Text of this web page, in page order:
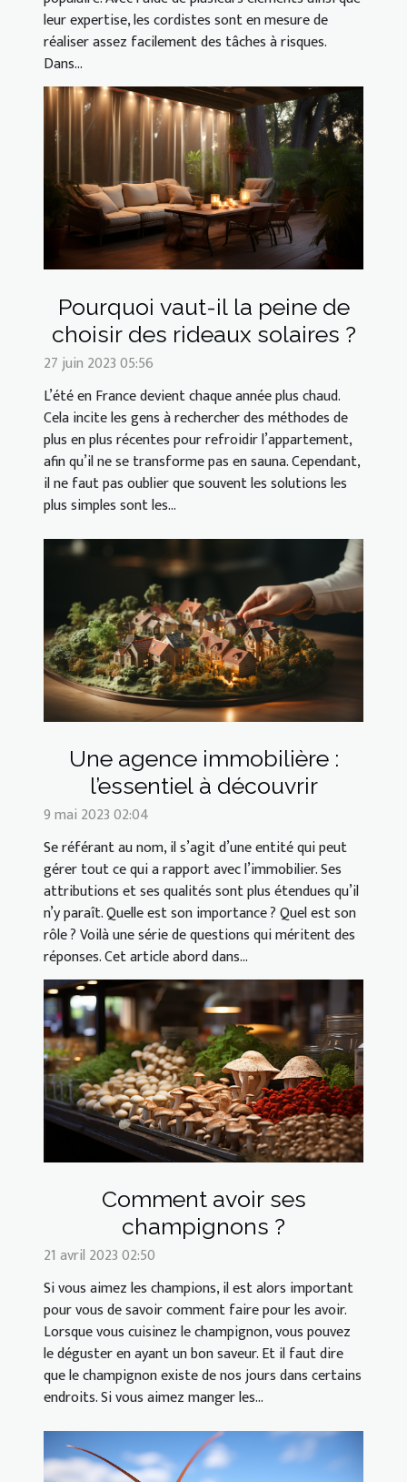
leur expertise, les cordistes sont en mesure de
réaliser assez facilement des tâches à risques.
Dans...
Pourquoi vaut-il la peine de
choisir des rideaux solaires ?
27 juin 2023 05:56
L’été en France devient chaque année plus chaud.
Cela incite les gens à rechercher des méthodes de
plus en plus récentes pour refroidir l’appartement,
afin qu’il ne se transforme pas en sauna. Cependant,
il ne faut pas oublier que souvent les solutions les
plus simples sont les...
Une agence immobilière :
l’essentiel à découvrir
9 mai 2023 02:04
Se référant au nom, il s’agit d’une entité qui peut
gérer tout ce qui a rapport avec l’immobilier. Ses
attributions et ses qualités sont plus étendues qu’il
n’y paraît. Quelle est son importance ? Quel est son
rôle ? Voilà une série de questions qui méritent des
réponses. Cet article abord dans...
Comment avoir ses
champignons ?
21 avril 2023 02:50
Si vous aimez les champions, il est alors important
pour vous de savoir comment faire pour les avoir.
Lorsque vous cuisinez le champignon, vous pouvez
le déguster en ayant un bon saveur. Et il faut dire
que le champignon existe de nos jours dans certains
endroits. Si vous aimez manger les...